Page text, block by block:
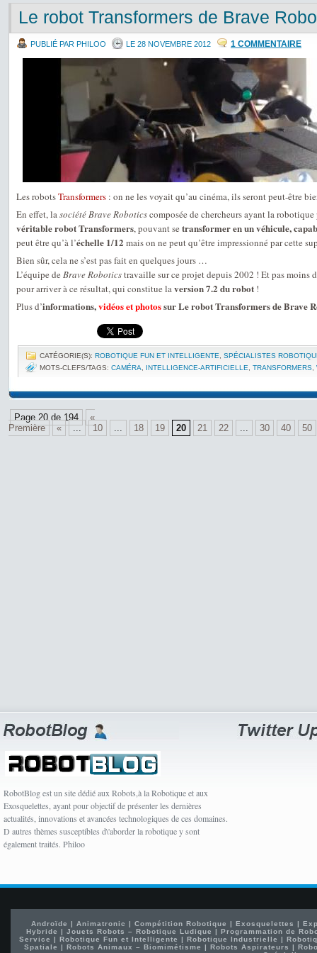
Le robot Transformers de Brave
PUBLIÉ PAR PHILOO LE 28 NOVEMBRE 2012 1 COMMENTAIRE
Les robotsTransformers : on ne les voyait qu’au cinéma, ils seront peut-être
En effet, lasociété Brave Roboticscomposée de chercheurs ayant la
véritable robot Transformers, pouvant se transformer en un véhicule,
peut être qu’à l’échelle 1/12 mais on ne peut qu’être impressionné par cette
Bien sûr, cela ne s’est pas fait en quelques jours …
L’équipe de Brave Roboticstravaille sur ce projet depuis 2002 ! Et pas moins
pour arriver à ce résultat, qui constitue laversion 7.2 du robot !
Plus d’informations,vidéos et photossur Le robot Transformers de Brave
CATÉGORIE(S): ROBOTIQUE FUN ET INTELLIGENTE
SPÉCIALISTES
MOTS-CLEFS/TAGS: CAMÉRA INTELLIGENCE-ARTIFICIELLE TRANSFORMERS
Page 20 de 194
«
Première
« ... 10 ... 18 19 20 21 22 ... 30 40 50
RobotBlog est un site dédié aux Robots,à la Robotique et aux
Exosquelettes, ayant pour objectif de présenter les dernières
actualités, innovations et avancées technologiques de ces domaines.
D autres thèmes susceptibles d\'aborder la robotique y sont
également traités. Philoo
Androïde | Animatronic | Compétition Robotique | Exosquelettes |
Hybride |Jouets Robots – Robotique Ludique |Programmation de
Service | Robotique Fun et Intelligente | Robotique Industrielle |
Spatiale | Robots Animaux – Biomimétisme | Robots Aspirateurs |